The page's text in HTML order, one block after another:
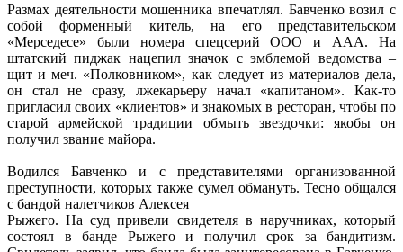
Размах деятельности мошенника впечатлял. Бавченко возил с
собой форменный китель, на его представительском
«Мерседесе» были номера спецсерий ООО и ААА. На
штатский пиджак нацепил значок с эмблемой ведомства –
щит и меч. «Полковником», как следует из материалов дела,
он стал не сразу, лжекарьеру начал «капитаном». Как-то
пригласил своих «клиентов» и знакомых в ресторан, чтобы по
старой армейской традиции обмыть звездочки: якобы он
получил звание майора.
Водился Бавченко и с представителями организованной
преступности, которых также сумел обмануть. Тесно общался
с бандой налетчиков Алексея
Рыжего. На суд привели свидетеля в наручниках, который
состоял в банде Рыжего и получил срок за бандитизм.